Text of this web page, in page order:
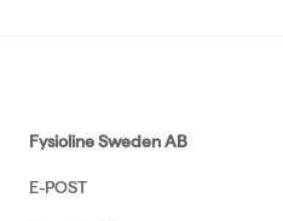
Fysioline Sweden AB
E-POST